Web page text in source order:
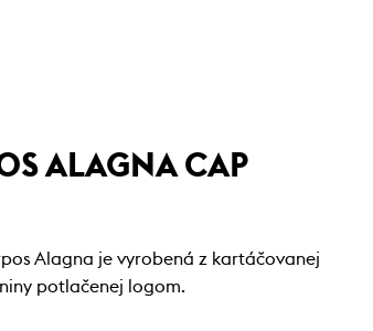
ALAGNA CAP
Alagna je vyrobená z kartáčovanej
potlačenej logom.